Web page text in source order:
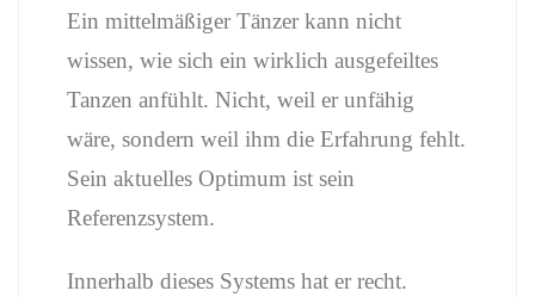
Ein mittelmäßiger Tänzer kann nicht
wissen, wie sich ein wirklich ausgefeiltes
Tanzen anfühlt. Nicht, weil er unfähig
wäre, sondern weil ihm die Erfahrung fehlt.
Sein aktuelles Optimum ist sein
Referenzsystem.
Innerhalb dieses Systems hat er recht.